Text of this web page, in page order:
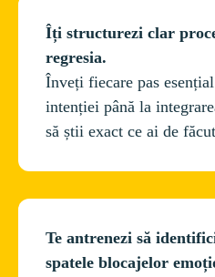
Îți structurezi clar
Înveți fiecare pas
intenției până la
Te antrenezi să
spatele blocajelor